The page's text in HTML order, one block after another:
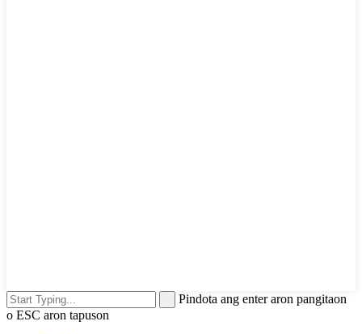
Pindota ang enter aron pangitaon
o ESC aron tapuson